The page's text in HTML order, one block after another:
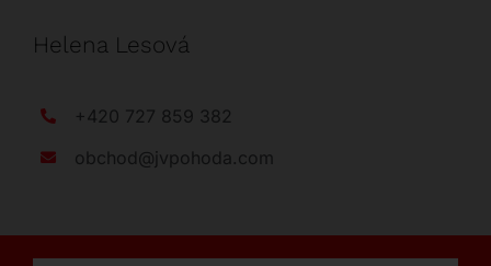
Helena Lesová
+420 727 859 382
obchod@jvpohoda.com